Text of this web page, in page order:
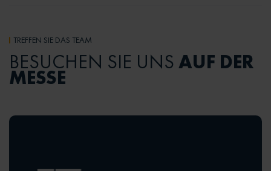
TREFFEN SIE DAS TEAM
BESUCHEN SIE UNS AUF DER
MESSE